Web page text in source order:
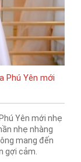
Phú Yên mới
Yên mới nhẹ
nhẹ nhàng
mang đến
gợi cảm.